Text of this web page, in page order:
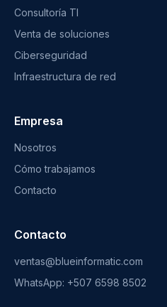
Consultoría TI
Venta de soluciones
Ciberseguridad
Infraestructura de red
Empresa
Nosotros
Cómo trabajamos
Contacto
Contacto
ventas@blueinformatic.com
WhatsApp: +507 6598 8502